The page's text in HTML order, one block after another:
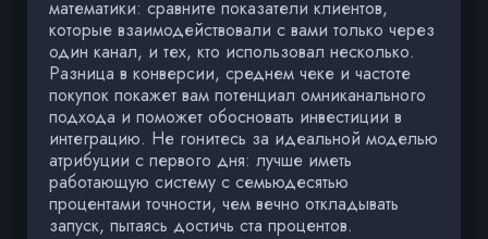
математики: сравните показатели клиентов,
которые взаимодействовали с вами только через
один канал, и тех, кто использовал несколько.
Разница в конверсии, среднем чеке и частоте
покупок покажет вам потенциал омниканального
подхода и поможет обосновать инвестиции в
интеграцию. Не гонитесь за идеальной моделью
атрибуции с первого дня: лучше иметь
работающую систему с семьюдесятью
процентами точности, чем вечно откладывать
запуск, пытаясь достичь ста процентов.